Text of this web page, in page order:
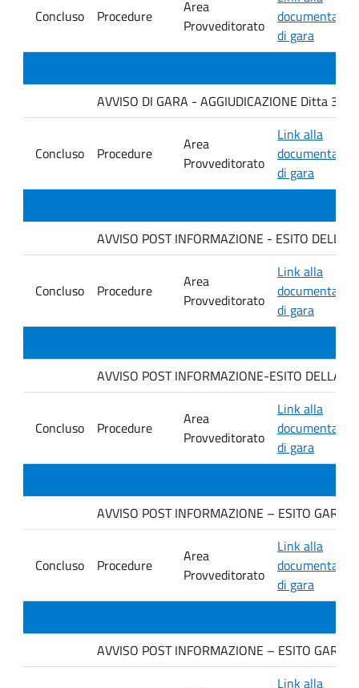
Concluso Procedure
Area
Provveditorato
di gara
AVVISO DI GARA - AGGIUDICAZIONE Ditta 3C
Concluso Procedure
Area
Provveditorato
Link alla
di gara
AVVISO POST INFORMAZIONE - ESITO
Concluso Procedure
Area
Provveditorato
Link alla
di gara
AVVISO POST INFORMAZIONE-ESITO DELLA
Concluso Procedure
Area
Provveditorato
Link alla
di gara
AVVISO POST INFORMAZIONE – ESITO GARA
Concluso Procedure
Area
Provveditorato
Link alla
di gara
AVVISO POST INFORMAZIONE – ESITO GARA
Link alla